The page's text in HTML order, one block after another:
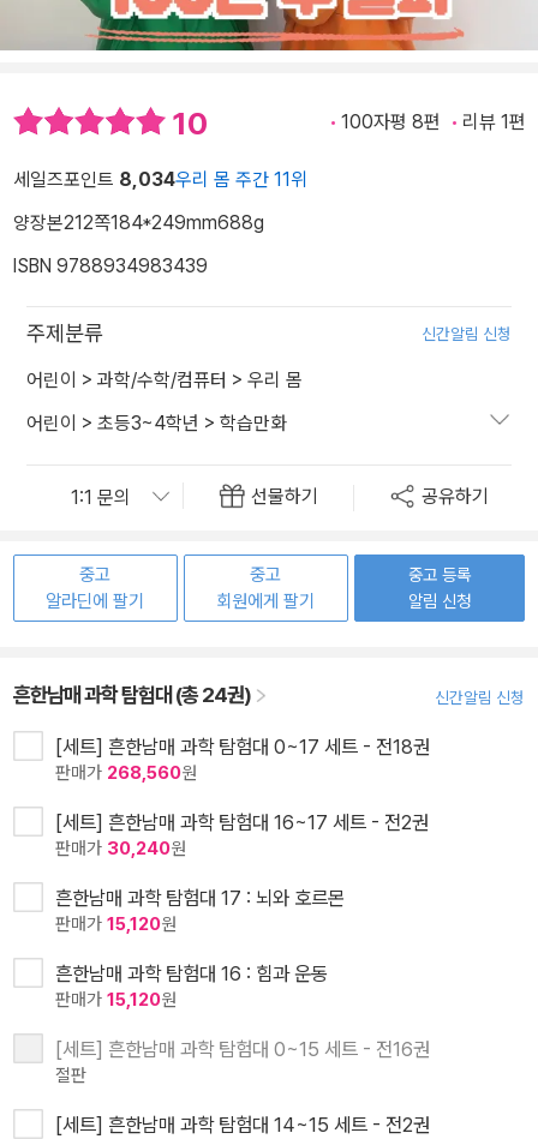
10 100자평 8편 리뷰 1편
세일즈포인트 8,034우리 몸 주간 11위
양장본212쪽184*249mm688g
ISBN 9788934983439
주제분류 신간알림 신청
어린이 > 과학/수학/컴퓨터 > 우리 몸
어린이 > 초등3~4학년 > 학습만화
선물하기 공유하기
중고
알라딘에 팔기
중고
회원에게 팔기
중고 등록
알림 신청
흔한남매 과학 탐험대 (총 24권) 신간알림 신청
[세트] 흔한남매 과학 탐험대 0~17 세트 - 전18권
판매가 268,560원
[세트] 흔한남매 과학 탐험대 16~17 세트 - 전2권
판매가 30,240원
흔한남매 과학 탐험대 17 : 뇌와 호르몬
판매가 15,120원
흔한남매 과학 탐험대 16 : 힘과 운동
판매가 15,120원
[세트] 흔한남매 과학 탐험대 0~15 세트 - 전16권
절판
[세트] 흔한남매 과학 탐험대 14~15 세트 - 전2권